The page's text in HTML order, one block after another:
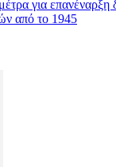
για επανέναρξη
από το 1945